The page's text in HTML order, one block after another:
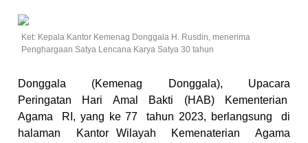
Ket: Kepala Kantor Kemenag Donggala H. Rusdin, menerima
Penghargaan Satya Lencana Karya Satya 30 tahun
Donggala (Kemenag Donggala), Upacara
Peringatan
Hari Amal Bakti (HAB) Kementerian
Agama
RI, yang ke 77 tahun 2023, berlangsung
di
halaman
Kantor Wilayah Kemenaterian
Agama